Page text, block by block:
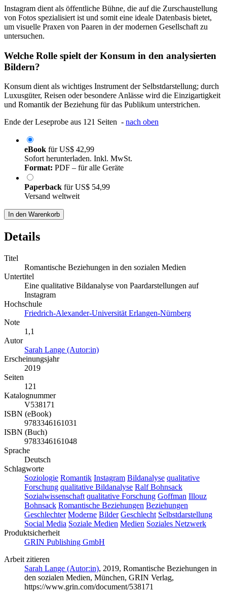
Instagram dient als öffentliche Bühne, die auf die Zurschaustellung
von Fotos spezialisiert ist und somit eine ideale Datenbasis bietet,
um visuelle Praxen von Paaren in der modernen Gesellschaft zu
untersuchen.
Welche Rolle spielt der Konsum in den analysierten
Bildern?
Konsum dient als wichtiges Instrument der Selbstdarstellung; durch
Luxusgüter, Reisen oder besondere Anlässe wird die Einzigartigkeit
und Romantik der Beziehung für das Publikum unterstrichen.
Ende der Leseprobe aus 121 Seiten - nach oben
eBook fürUS$ 42,99
Sofort herunterladen. Inkl. MwSt.
Format: PDF – für alle Geräte
Paperback fürUS$ 54,99
Versand weltweit
In den Warenkorb
Details
Titel
Romantische Beziehungen in den sozialen Medien
Untertitel
Eine qualitative Bildanalyse von Paardarstellungen auf
Instagram
Hochschule
Friedrich-Alexander-Universität Erlangen-Nürnberg
Note
1,1
Autor
Sarah Lange (Autor:in)
Erscheinungsjahr
2019
Seiten
121
Katalognummer
V538171
ISBN (eBook)
9783346161031
ISBN (Buch)
9783346161048
Sprache
Deutsch
Schlagworte
Soziologie Romantik Instagram Bildanalyse qualitative
Forschung qualitative Bildanalyse Ralf Bohnsack
Sozialwissenschaft qualitative Forschung Goffman Illouz
Bohnsack Romantische Beziehungen Beziehungen
Geschlechter Moderne Bilder Geschlecht Selbstdarstellung
Social Media Soziale Medien Medien Soziales Netzwerk
Produktsicherheit
GRIN Publishing GmbH
Arbeit zitieren
Sarah Lange (Autor:in), 2019, Romantische Beziehungen in
den sozialen Medien, München, GRIN Verlag,
https://www.grin.com/document/538171